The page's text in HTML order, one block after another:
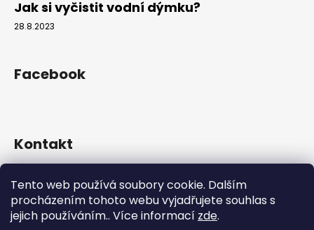
Tento web používá soubory cookie. Dalším
procházením tohoto webu vyjadřujete souhlas s
jejich používáním.. Více informací zde.
Jak si vyčistit vodní dýmku?
28.8.2023
Facebook
Kontakt
+420 739 522 572
hookah_gang.cz/